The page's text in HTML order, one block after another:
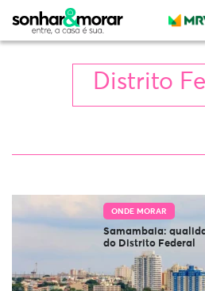
Distrito
ONDE MORAR
Samambaia:
do Distrito Federal